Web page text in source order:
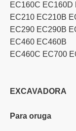
EC160C
EC210 EC210B
EC290 EC290B
EC460 EC460B
EC460C EC700
EXCAVADORA
Para oruga